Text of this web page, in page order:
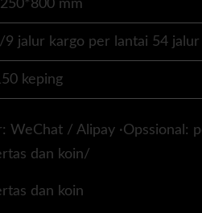
mm
9 jalur kargo per lantai 54 jalur
keping
WeChat / Alipay ·Opssional:
dan koin/
dan koin